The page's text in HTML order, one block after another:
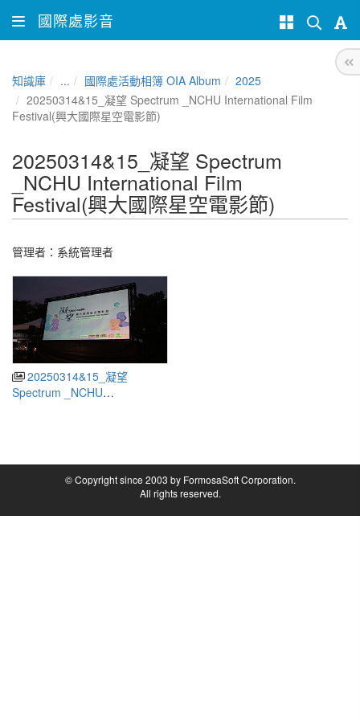
國際處影音
知識庫 ... 國際處活動相簿 OIA Album
2025
20250314&15_凝望 Spectrum _NCHU International Film
Festival(興大國際星空電影節)
20250314&15_凝望 Spectrum
_NCHU International Film
Festival(興大國際星空電影節)
管理者： 系統管理者
20250314&15_凝望
Spectrum _NCHU
© Copyright since 2003 by FormosaSoft Corporation.
All rights reserved.